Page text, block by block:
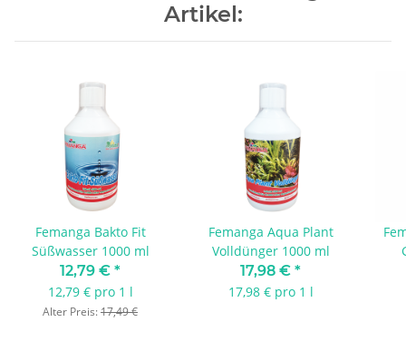
Artikel:
Femanga Bakto Fit
Süßwasser 1000 ml
12,79 € *
12,79 € pro 1 l
Alter Preis:17,49 €
Femanga Aqua Plant
Volldünger 1000 ml
17,98 € *
17,98 € pro 1 l